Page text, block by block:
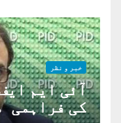
خبر و نظر
آئی ایم
کی